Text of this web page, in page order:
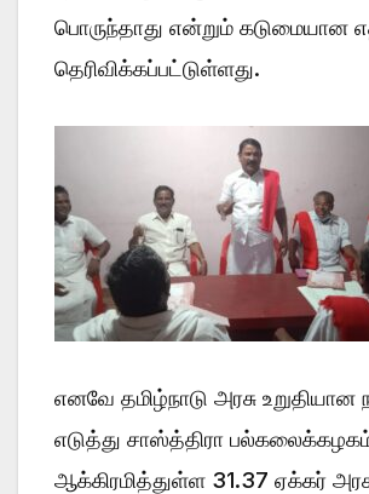
பொருந்தாது என்றும் கடுமையான
தெரிவிக்கப்பட்டுள்ளது.
எனவே தமிழ்நாடு அரசு உறுதியான
எடுத்து சாஸ்த்திரா
ஆக்கிரமித்துள்ள 31.37 ஏக்கர்